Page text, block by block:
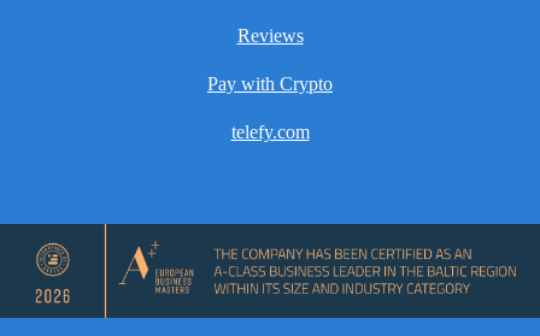
Reviews
Pay with Crypto
telefy.com